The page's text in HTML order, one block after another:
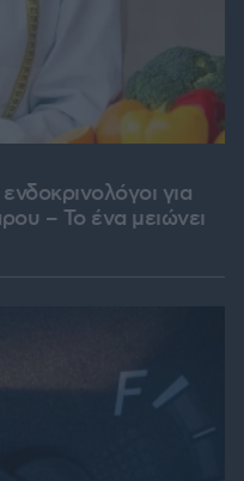
για
– Το ένα μειώνει